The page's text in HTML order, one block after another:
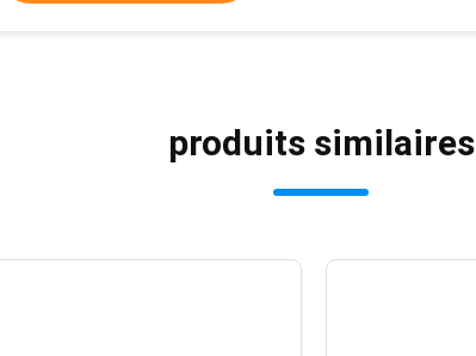
produits similaires